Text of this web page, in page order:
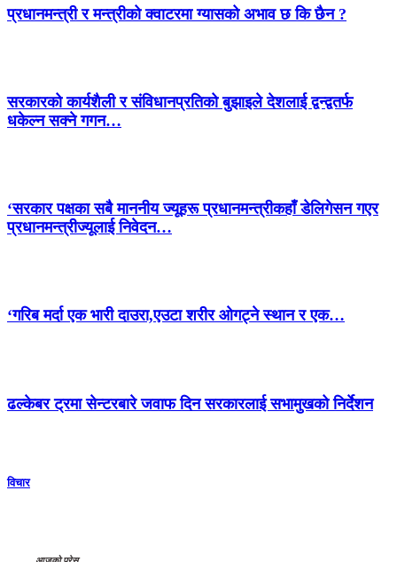
प्रधानमन्त्री र मन्त्रीको क्वाटरमा ग्यासको अभाव छ कि छैन ?
सरकारको कार्यशैली र संविधानप्रतिको बुझाइले देशलाई द्वन्द्वतर्फ
धकेल्न सक्ने गगन…
‘सरकार पक्षका सबै माननीय ज्यूहरू प्रधानमन्त्रीकहाँ डेलिगेसन गएर
प्रधानमन्त्रीज्यूलाई निवेदन…
‘गरिब मर्दा एक भारी दाउरा,एउटा शरीर ओगट्ने स्थान र एक…
ढल्केबर ट्रमा सेन्टरबारे जवाफ दिन सरकारलाई सभामुखको निर्देशन
विचार